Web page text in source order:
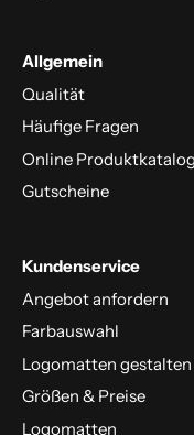
Allgemein
Qualität
Häufige Fragen
Online Produktkatalog
Gutscheine
Kundenservice
Angebot anfordern
Farbauswahl
Logomatten gestalten
Größen & Preise
Logomatten